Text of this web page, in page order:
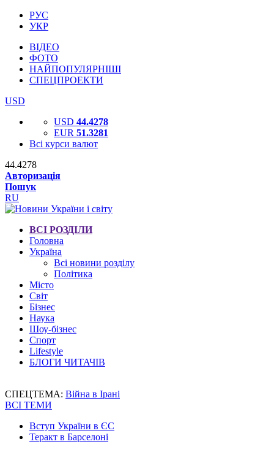
РУС
УКР
ВІДЕО
ФОТО
НАЙПОПУЛЯРНІШІ
СПЕЦПРОЕКТИ
USD
USD 44.4278
EUR 51.3281
Всі курси валют
44.4278
Авторизація
Пошук
RU
ВСІ РОЗДІЛИ
Головна
Україна
Всі новини розділу
Політика
Місто
Світ
Бізнес
Наука
Шоу-бізнес
Спорт
Lifestyle
БЛОГИ ЧИТАЧІВ
СПЕЦТЕМА: Війна в Ірані
ВСІ ТЕМИ
Вступ України в ЄС
Теракт в Барселоні